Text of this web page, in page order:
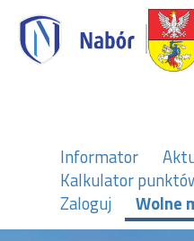
Informator
Kalkulator
Zaloguj
Wolne